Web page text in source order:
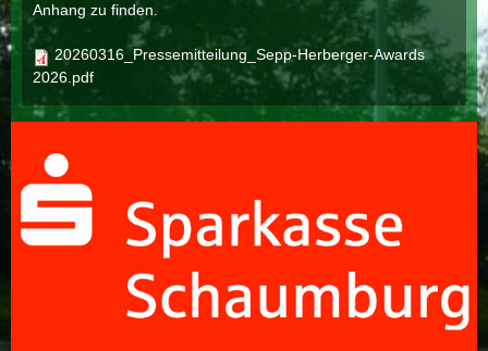
Anhang zu finden.
20260316_Pressemitteilung_Sepp-Herberger-Awards
2026.pdf